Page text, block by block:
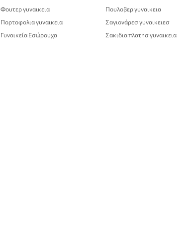
Φουτερ γυναικεια
Πορτοφολια γυναικεια
Γυναικεία Εσώρουχα
Πουλοβερ γυναικεια
Σαγιονάρεσ γυναικειεσ
Σακιδια πλατησ γυναικεια